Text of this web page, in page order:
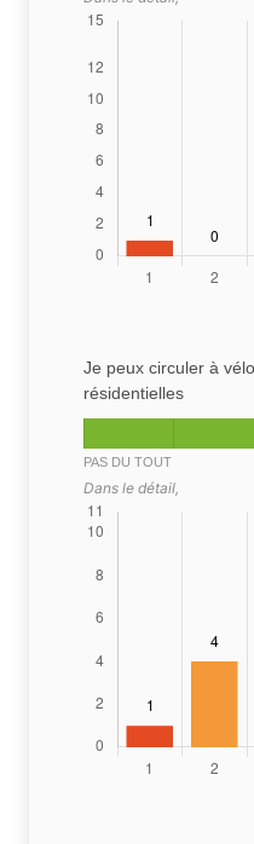
Je peux circuler à
résidentielles
PAS DU TOUT
Dans le détail,